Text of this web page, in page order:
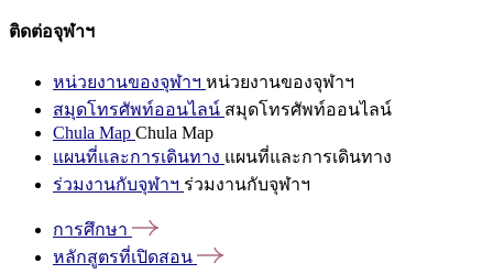
ติดต่อจุฬาฯ
หน่วยงานของจุฬาฯ หน่วยงานของจุฬาฯ
สมุดโทรศัพท์ออนไลน์ สมุดโทรศัพท์ออนไลน์
Chula Map Chula Map
แผนที่และการเดินทาง แผนที่และการเดินทาง
ร่วมงานกับจุฬาฯ ร่วมงานกับจุฬาฯ
การศึกษา
หลักสูตรที่เปิดสอน